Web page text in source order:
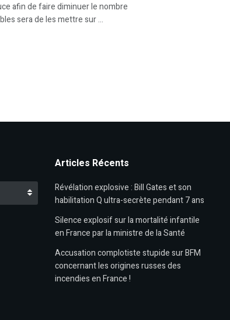
afin de faire diminuer le nombre
sera de les mettre sur ...
Articles Récents
Révélation explosive : Bill Gates et son
habilitation Q ultra-secrète pendant 7 ans
Silence explosif sur la mortalité infantile
en France par la ministre de la Santé
Accusation complotiste stupide sur BFM
concernant les origines russes des
incendies en France !